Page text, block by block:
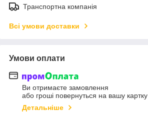
Транспортна компанія
Всі умови доставки
Умови оплати
Ви отримаєте замовлення
або гроші повернуться на вашу картку
Детальніше